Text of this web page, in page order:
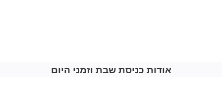
אודות כניסת שבת וזמני היום